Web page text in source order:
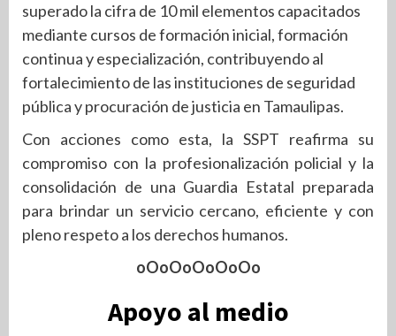
superado la cifra de 10 mil elementos capacitados
mediante cursos de formación inicial, formación
continua y especialización, contribuyendo al
fortalecimiento de las instituciones de seguridad
pública y procuración de justicia en Tamaulipas.
Con acciones como esta, la SSPT reafirma su
compromiso con la profesionalización policial y la
consolidación de una Guardia Estatal preparada
para brindar un servicio cercano, eficiente y con
pleno respeto a los derechos humanos.
oOoOoOoOoOo
Apoyo al medio